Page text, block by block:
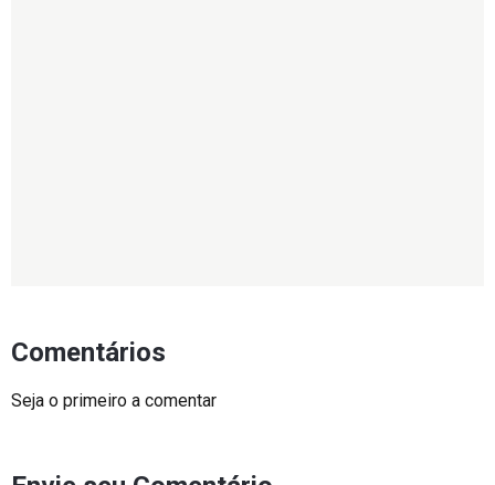
Comentários
Seja o primeiro a comentar